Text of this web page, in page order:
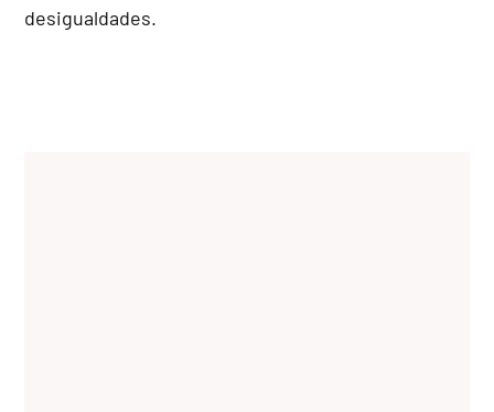
desigualdades.